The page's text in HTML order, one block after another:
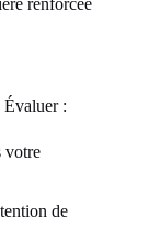
renforcée
Évaluer :
votre
de